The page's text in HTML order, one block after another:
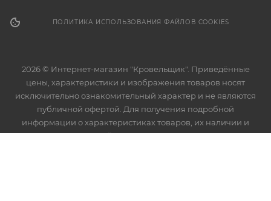
ПОЛИТИКА ИСПОЛЬЗОВАНИЯ ФАЙЛОВ COOKIES
2026 © Интернет-магазин "Кровельщик". Приведённые
цены, характеристики и изображения товаров носят
исключительно ознакомительный характер и не являются
публичной офертой. Для получения подробной
информации о характеристиках товаров, их наличии и
стоимости связывайтесь с менеджерами компании.